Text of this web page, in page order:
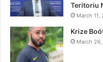
Teritoriu
March 11,
Krize
March